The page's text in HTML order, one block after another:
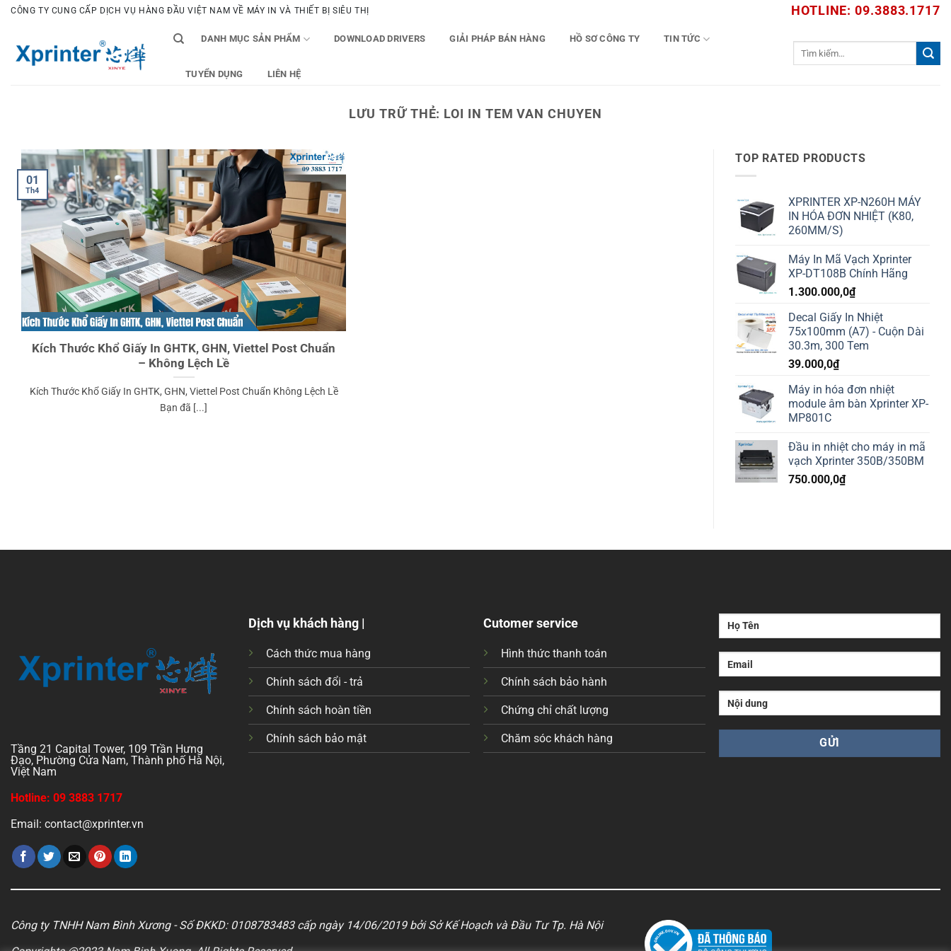
Bỏ
dung
CÔNG TY CUNG CẤP DỊCH VỤ HÀNG ĐẦU VIỆT NAM VỀ MÁY IN VÀ THIẾT BỊ SIÊU THỊ HOTLINE: 09.3883.1717
DANH MỤC SẢN PHẨM DOWNLOAD DRIVERS GIẢI PHÁP BÁN HÀNG HỒ SƠ CÔNG TY TIN TỨC
TUYỂN DỤNG LIÊN HỆ
LƯU TRỮ THẺ: LOI IN TEM VAN CHUYEN
Kích Thước Khổ Giấy In GHTK, GHN, Viettel Post Chuẩn
– Không Lệch Lề
Kích Thước Khổ Giấy In GHTK, GHN, Viettel Post Chuẩn Không Lệch Lề
Bạn đã [...]
01
Th4
TOP RATED PRODUCTS
XPRINTER XP-N260H MÁY
IN HÓA ĐƠN NHIỆT (K80,
260MM/S)
Máy In Mã Vạch Xprinter
XP-DT108B Chính Hãng
1.300.000,0₫
Decal Giấy In Nhiệt
75x100mm (A7) - Cuộn Dài
30.3m, 300 Tem
39.000,0₫
Máy in hóa đơn nhiệt
module âm bàn Xprinter XP-
MP801C
Đầu in nhiệt cho máy in mã
vạch Xprinter 350B/350BM
750.000,0₫
Tầng 21 Capital Tower, 109 Trần Hưng
Đạo, Phường Cửa Nam, Thành phố Hà Nội,
Việt Nam
Hotline: 09 3883 1717
Email: contact@xprinter.vn
Dịch vụ khách hàng |
Cách thức mua hàng
Chính sách đổi - trả
Chính sách hoàn tiền
Chính sách bảo mật
Cutomer service
Hình thức thanh toán
Chính sách bảo hành
Chứng chỉ chất lượng
Chăm sóc khách hàng
Công ty TNHH Nam Bình Xương - Số ĐKKD: 0108783483 cấp ngày 14/06/2019 bởi Sở Kế Hoạch và Đầu Tư Tp. Hà Nội